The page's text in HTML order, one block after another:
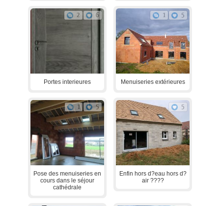
2 6
Portes interieures
1 5
Menuiseries extérieures
1 5
Pose des menuiseries en
cours dans le séjour
cathédrale
5
Enfin hors d?eau hors d?
air ????